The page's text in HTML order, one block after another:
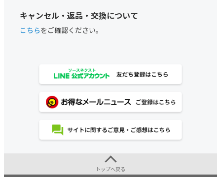
キャンセル・返品・交換について
こちらをご確認ください。
トップへ戻る